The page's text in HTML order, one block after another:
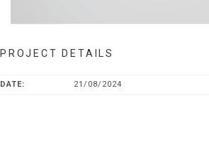
PROJECT DETAILS
DATE: 21/08/2024